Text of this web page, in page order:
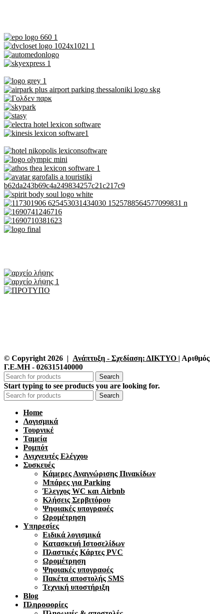
© Copyright 2026 | Ανάπτυξη - Σχεδίαση: ΔΙΚΤΥΟ | Αριθμός
Γ.Ε.ΜΗ - 026315140000
Search
Start typing to see products you are looking for.
Search
Home
Λογισμικά
Τουρνικέ
Ταμεία
Ρομπότ
Ανιχνευτές Ελέγχου
Συσκευές
Κάμερες Αναγνώρισης Πινακίδων
Μπάρες για Parking
Έλεγχος WC και Airbnb
Κλήσεις Σερβιτόρου
Ψηφιακές υπογραφές
Ωρομέτρηση
Υπηρεσίες
Ειδικά λογισμικά
Κατασκευή Ιστοσελίδων
Πλαστικές Κάρτες PVC
Ωρομέτρηση
Ψηφιακές υπογραφές
Πακέτα αποστολής SMS
Τεχνική υποστήριξη
Blog
Πληροφορίες